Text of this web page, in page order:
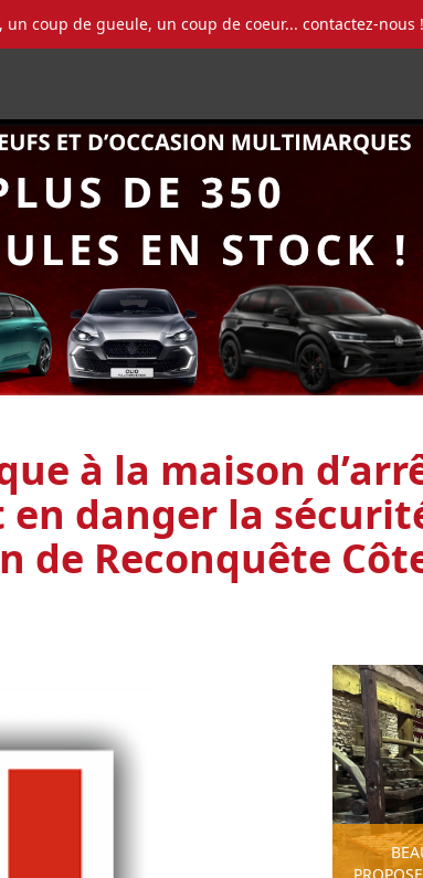
coup de gueule, un coup de coeur... contactez-nous !
à la maison
en danger la
de Reconquête